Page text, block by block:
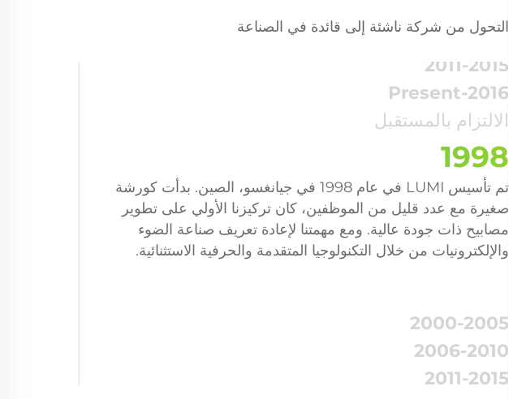
التحول من شركة ناشئة إلى قائدة في الصناعة
2006-2010
2011-2015
2016-Present
الالتزام بالمستقبل
1998
تم تأسيس LUMI في عام 1998 في جيانغسو، الصين. بدأت كورشة
صغيرة مع عدد قليل من الموظفين، كان تركيزنا الأولي على تطوير
مصابيح ذات جودة عالية. ومع مهمتنا لإعادة تعريف صناعة الضوء
والإلكترونيات من خلال التكنولوجيا المتقدمة والحرفية الاستثنائية.
2000-2005
2006-2010
2011-2015